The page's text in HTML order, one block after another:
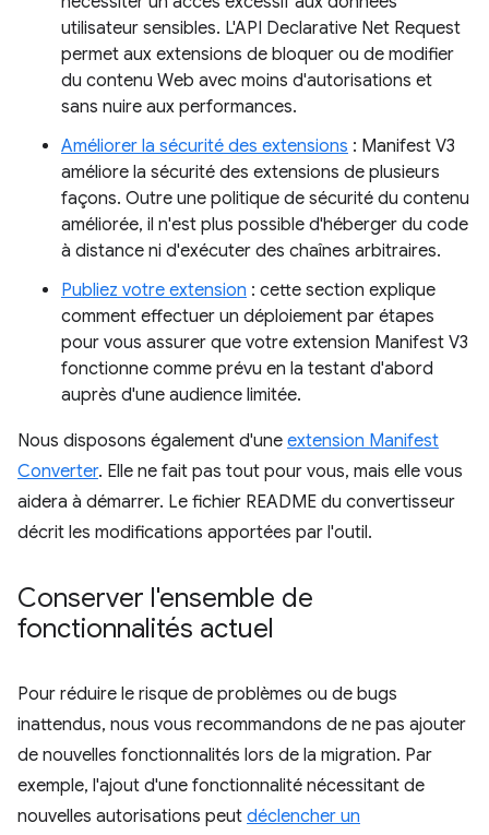
utilisateur sensibles. L'API Declarative Net Request
permet aux extensions de bloquer ou de modifier
du contenu Web avec moins d'autorisations et
sans nuire aux performances.
Améliorer la sécurité des extensions : Manifest V3
améliore la sécurité des extensions de plusieurs
façons. Outre une politique de sécurité du contenu
améliorée, il n'est plus possible d'héberger du code
à distance ni d'exécuter des chaînes arbitraires.
Publiez votre extension : cette section explique
comment effectuer un déploiement par étapes
pour vous assurer que votre extension Manifest V3
fonctionne comme prévu en la testant d'abord
auprès d'une audience limitée.
Nous disposons également d'une extension Manifest
Converter. Elle ne fait pas tout pour vous, mais elle vous
aidera à démarrer. Le fichier README du convertisseur
décrit les modifications apportées par l'outil.
Conserver l'ensemble de
fonctionnalités actuel
Pour réduire le risque de problèmes ou de bugs
inattendus, nous vous recommandons de ne pas ajouter
de nouvelles fonctionnalités lors de la migration. Par
exemple, l'ajout d'une fonctionnalité nécessitant de
nouvelles autorisations peut déclencher un